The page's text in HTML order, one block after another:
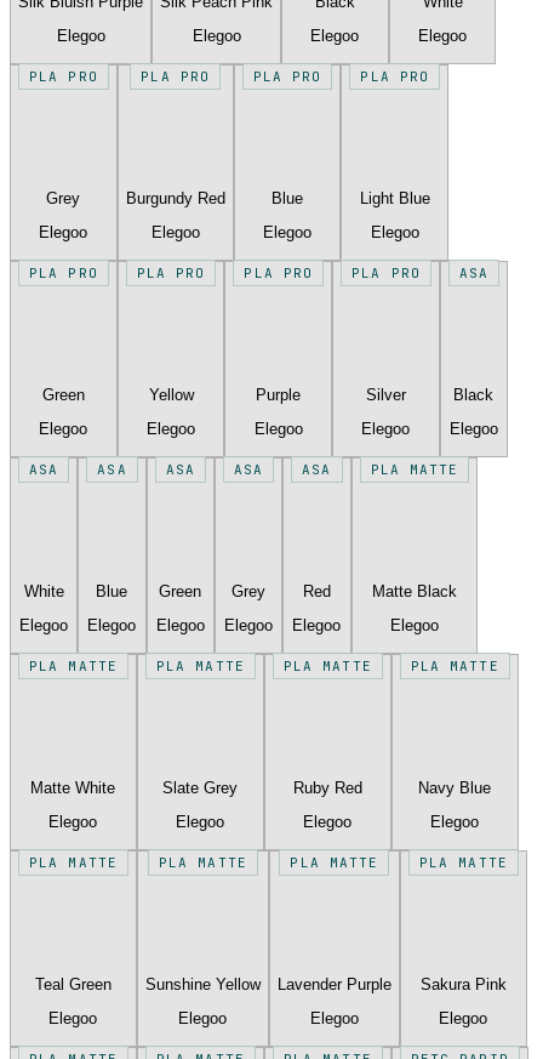
Elegoo
Elegoo
Elegoo
Elegoo
PLA PRO
Grey
Elegoo
PLA PRO
Burgundy Red
Elegoo
PLA PRO
Blue
Elegoo
PLA PRO
Light Blue
Elegoo
PLA PRO
Green
Elegoo
PLA PRO
Yellow
Elegoo
PLA PRO
Purple
Elegoo
PLA PRO
Silver
Elegoo
ASA
Black
Elegoo
ASA
White
Elegoo
ASA
Blue
Elegoo
ASA
Green
Elegoo
ASA
Grey
Elegoo
ASA
Red
Elegoo
PLA MATTE
Matte Black
Elegoo
PLA MATTE
Matte White
Elegoo
PLA MATTE
Slate Grey
Elegoo
PLA MATTE
Ruby Red
Elegoo
PLA MATTE
Navy Blue
Elegoo
PLA MATTE
Teal Green
Elegoo
PLA MATTE
Sunshine Yellow
Elegoo
PLA MATTE
Lavender Purple
Elegoo
PLA MATTE
Sakura Pink
Elegoo